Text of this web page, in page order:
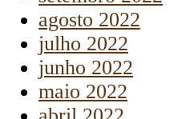
agosto 2022
julho 2022
junho 2022
maio 2022